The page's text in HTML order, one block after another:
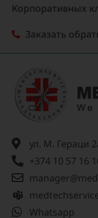
Корпоративных
Заказать
ул. М. Гераци
+374 10 57 16
Whatsapp